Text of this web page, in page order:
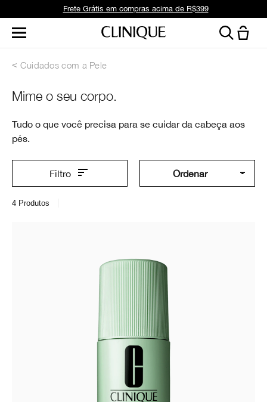
Frete Grátis em compras acima de R$399
Cuidados com a Pele
Mime o seu corpo.
Tudo o que você precisa para se cuidar da cabeça aos
pés.
Filtro
4 Produtos